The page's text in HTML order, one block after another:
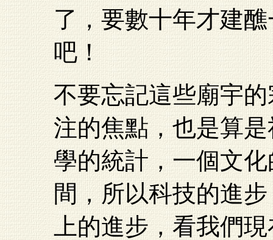
了，要數十年才建
吧！
不要忘記這些廟宇
注的焦點，也是算
學的統計，一個文
間，所以科技的進
上的進步，看我們